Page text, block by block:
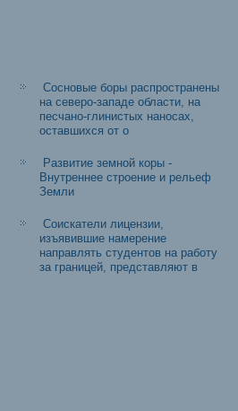
Сосновые боры распространены
на северо-западе области, на
песчано-глинистых наносах,
оставшихся от о
Развитие земной коры -
Внутреннее строение и рельеф
Земли
Соискатели лицензии,
изъявившие намерение
направлять студентов на работу
за границей, представляют в